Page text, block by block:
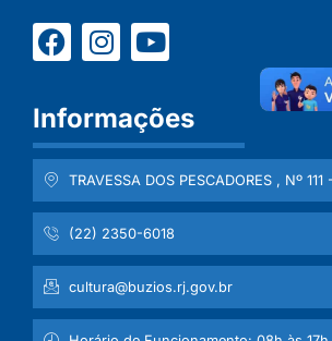
Informações
TRAVESSA DOS PESCADORES , Nº 111
(22) 2350-6018
cultura@buzios.rj.gov.br